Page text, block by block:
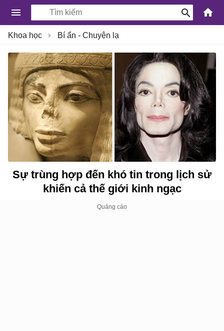
-
Thức
Công
Nghệ
Khoa
Học
và
Cuộc
sống
Khoa học Bí ẩn - Chuyện lạ
Sự trùng hợp đến khó tin trong lịch sử
khiến cả thế giới kinh ngạc